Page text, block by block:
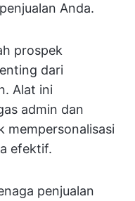
Anda.
prospek
dari
Alat ini
admin dan
mempersonalisasi
efektif.
penjualan